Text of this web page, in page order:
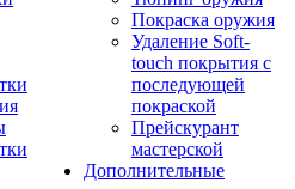
Покраска оружия
Удаление Soft-
touch покрытия с
последующей
покраской
Прейскурант
мастерской
Дополнительные